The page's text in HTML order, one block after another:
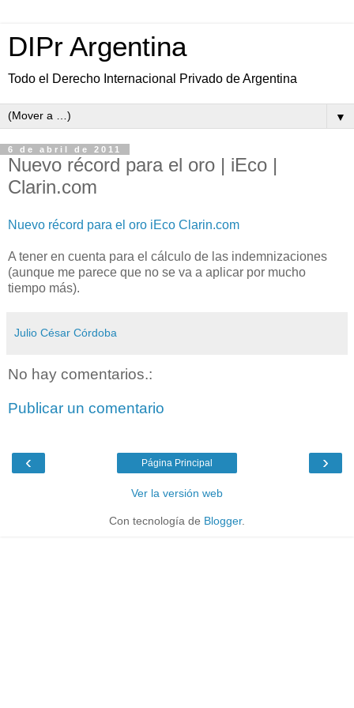
DIPr Argentina
Todo el Derecho Internacional Privado de Argentina
▼
6 de abril de 2011
Nuevo récord para el oro | iEco |
Clarin.com
Nuevo récord para el oro iEco Clarin.com
A tener en cuenta para el cálculo de las indemnizaciones
(aunque me parece que no se va a aplicar por mucho
tiempo más).
Julio César Córdoba
No hay comentarios.:
Publicar un comentario
‹ ›
Página Principal
Ver la versión web
Con tecnología de Blogger.